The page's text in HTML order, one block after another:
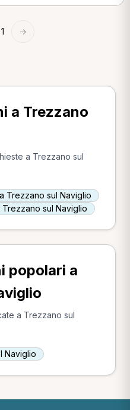
→
a Trezzano
a Trezzano sul
Trezzano sul Naviglio
sul Naviglio
popolari a
a Trezzano sul
Naviglio